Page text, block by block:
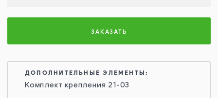
ЗАКАЗАТЬ
ДОПОЛНИТЕЛЬНЫЕ ЭЛЕМЕНТЫ:
Комплект крепления 21-03